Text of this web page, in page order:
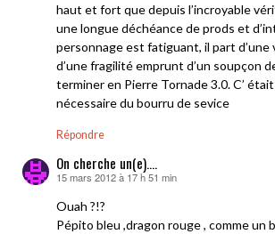
haut et fort que depuis l’incroyable
une longue déchéance de prods et
personnage est fatiguant, il part d’une
d’une fragilité emprunt d’un soupçon
terminer en Pierre Tornade 3.0. C’
nécessaire du bourru de sevice
Répondre
On cherche un(e)....
dit :
15 mars 2012 à 17 h 51 min
Ouah ?!?
Pépito bleu ,dragon rouge , comme un